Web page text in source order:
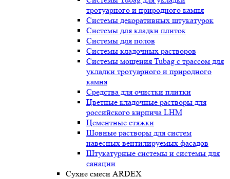
тротуарного и природного камня
Системы декоративных штукатурок
Системы для кладки плиток
Системы для полов
Системы кладочных растворов
Системы мощения Tubag с трассом для
укладки тротуарного и природного
камня
Средства для очистки плитки
Цветные кладочные растворы для
российского кирпича LHM
Цементные стяжки
Шовные растворы для систем
навесных вентилируемых фасадов
Штукатурные системы и системы для
санации
Сухие смеси ARDEX